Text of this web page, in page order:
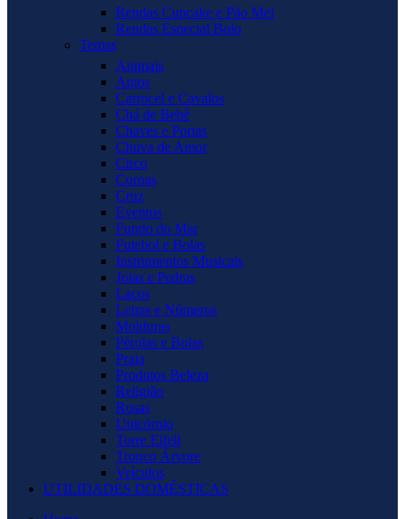
Rendas Cupcake e Pão Mel
Rendas Especial Bolo
Temas
Animais
Anjos
Carrocel e Cavalos
Chá de Bebê
Chaves e Portas
Chuva de Amor
Circo
Coroas
Cruz
Eventos
Fundo do Mar
Futebol e Bolas
Instrumentos Musicais
Joias e Pedras
Laços
Letras e Números
Molduras
Pérolas e Bolas
Praia
Produtos Beleza
Religião
Rosas
Unicórnio
Torre Eifell
Tronco Árvore
Veículos
UTILIDADES DOMÉSTICAS